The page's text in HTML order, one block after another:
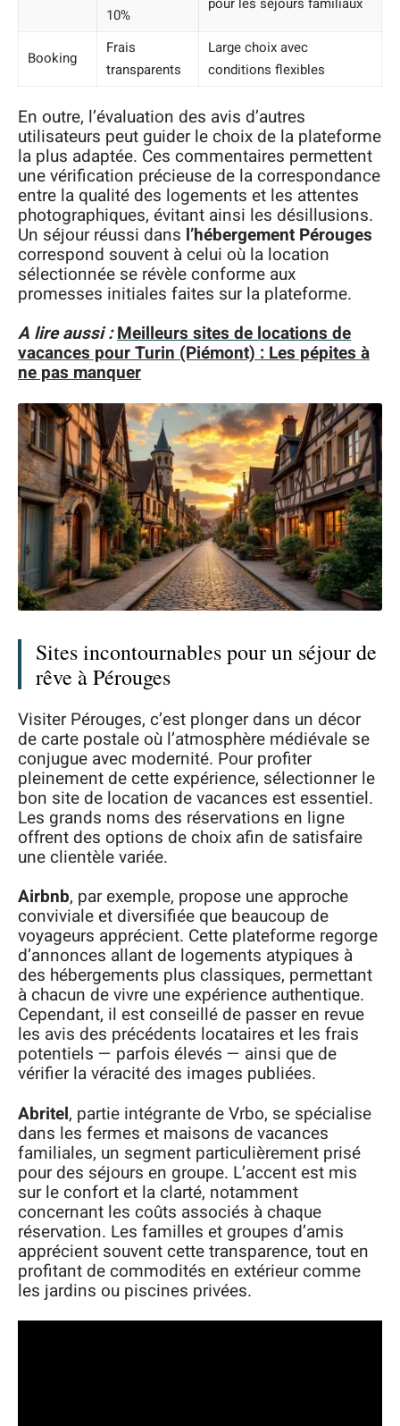
10%
Booking
Frais
transparents
Large choix avec
conditions flexibles
En outre, l’évaluation des avis d’autres
utilisateurs peut guider le choix de la plateforme
la plus adaptée. Ces commentaires permettent
une vérification précieuse de la correspondance
entre la qualité des logements et les attentes
photographiques, évitant ainsi les désillusions.
Un séjour réussi dans l’hébergement Pérouges
correspond souvent à celui où la location
sélectionnée se révèle conforme aux
promesses initiales faites sur la plateforme.
A lire aussi :Meilleurs sites de locations de
vacances pour Turin (Piémont) : Les pépites à
ne pas manquer
Sites incontournables pour un séjour de
rêve à Pérouges
Visiter Pérouges, c’est plonger dans un décor
de carte postale où l’atmosphère médiévale se
conjugue avec modernité. Pour profiter
pleinement de cette expérience, sélectionner le
bon site de location de vacances est essentiel.
Les grands noms des réservations en ligne
offrent des options de choix afin de satisfaire
une clientèle variée.
Airbnb, par exemple, propose une approche
conviviale et diversifiée que beaucoup de
voyageurs apprécient. Cette plateforme regorge
d’annonces allant de logements atypiques à
des hébergements plus classiques, permettant
à chacun de vivre une expérience authentique.
Cependant, il est conseillé de passer en revue
les avis des précédents locataires et les frais
potentiels — parfois élevés — ainsi que de
vérifier la véracité des images publiées.
Abritel, partie intégrante de Vrbo, se spécialise
dans les fermes et maisons de vacances
familiales, un segment particulièrement prisé
pour des séjours en groupe. L’accent est mis
sur le confort et la clarté, notamment
concernant les coûts associés à chaque
réservation. Les familles et groupes d’amis
apprécient souvent cette transparence, tout en
profitant de commodités en extérieur comme
les jardins ou piscines privées.